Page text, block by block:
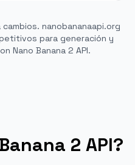
nanobananaapi.org
para generación y
Nano Banana 2 API.
2 API?